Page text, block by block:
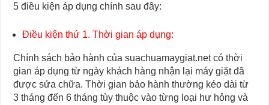
5 điều kiện áp dụng chính sau đây:
Điều kiện thứ 1. Thời gian áp dụng:
Chính sách bảo hành của suachuamaygiat.net có thời
gian áp dụng từ ngày khách hàng nhận lại máy giặt đã
được sửa chữa. Thời gian bảo hành thường kéo dài từ
3 tháng đến 6 tháng tùy thuộc vào từng loại hư hỏng và